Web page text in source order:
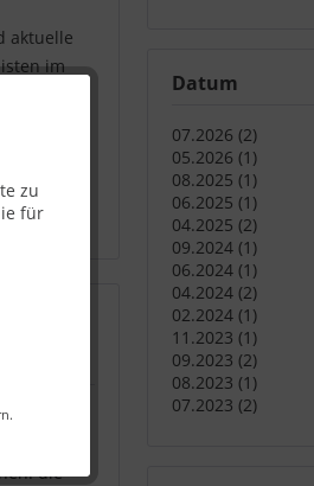
zu
für
Datum
07.2026 (2)
05.2026 (1)
08.2025 (1)
06.2025 (1)
04.2025 (2)
09.2024 (1)
06.2024 (1)
04.2024 (2)
02.2024 (1)
11.2023 (1)
09.2023 (2)
08.2023 (1)
07.2023 (2)
aktuelle
im
aus
die